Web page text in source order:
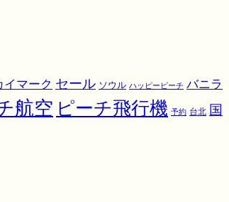
イマーク セール ソウル ハッピーピーチ バニラ
航空 ピーチ飛行機 予約 台北 国